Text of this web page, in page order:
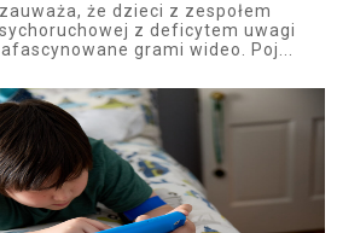
że dzieci z zespołem
z deficytem uwagi
grami wideo. Poj...